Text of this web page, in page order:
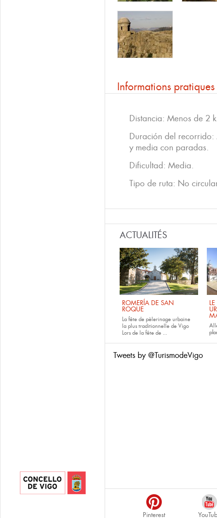
Informations pratiques
Distancia: Menos de 2
Duración del
y media con paradas.
Dificultad: Media.
Tipo de ruta: No
ACTUALITÉS
ROMERÍA DE SAN
ROQUE
La fête de pèlerinage urbaine
la plus traditionnelle de Vigo
Lors de la fête de ...
Tweets by @TurismodeVigo
Pinterest